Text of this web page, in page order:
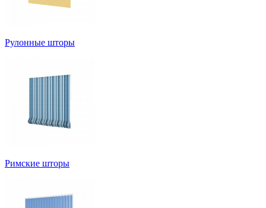
Рулонные шторы
Римские шторы